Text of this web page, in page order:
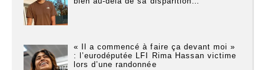
« Il a commencé à faire ça devant moi »
: l’eurodéputée LFI Rima Hassan victime
lors d’une randonnée